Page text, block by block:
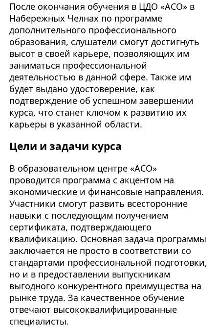
После окончания обучения в ЦДО «АСО» в
Набережных Челнах по программе
дополнительного профессионального
образования, слушатели смогут достигнуть
высот в своей карьере, позволяющих им
заниматься профессиональной
деятельностью в данной сфере. Также им
будет выдано удостоверение, как
подтверждение об успешном завершении
курса, что станет ключом к развитию их
карьеры в указанной области.
Цели и задачи курса
В образовательном центре «АСО»
проводится программа с акцентом на
экономические и финансовые направления.
Участники смогут развить всесторонние
навыки с последующим получением
сертификата, подтверждающего
квалификацию. Основная задача программы
заключается не просто в соответствии со
стандартами профессиональной подготовки,
но и в предоставлении выпускникам
выгодного конкурентного преимущества на
рынке труда. За качественное обучение
отвечают высококвалифицированные
специалисты.